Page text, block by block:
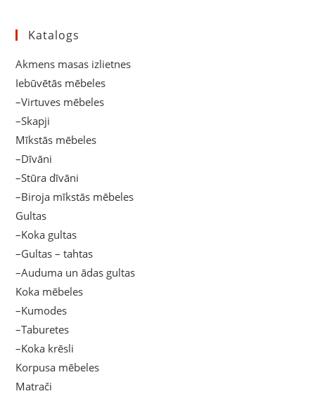
Katalogs
Akmens masas izlietnes
Iebūvētās mēbeles
–Virtuves mēbeles
–Skapji
Mīkstās mēbeles
–Dīvāni
–Stūra dīvāni
–Biroja mīkstās mēbeles
Gultas
–Koka gultas
–Gultas – tahtas
–Auduma un ādas gultas
Koka mēbeles
–Kumodes
–Taburetes
–Koka krēsli
Korpusa mēbeles
Matrači